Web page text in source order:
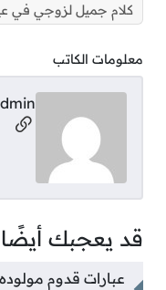
كلام جميل لزوجي في
معلومات الكاتب
قد يعجبك أيضًا
عبارات قدوم